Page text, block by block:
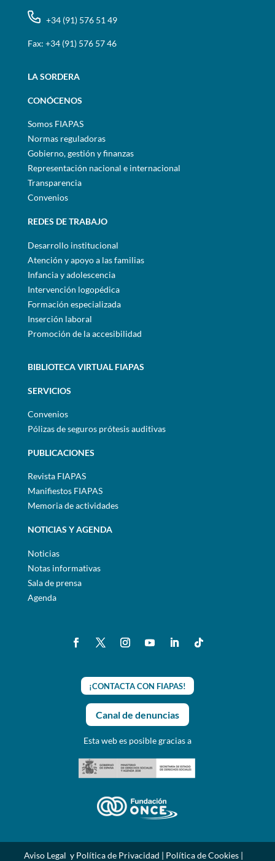
+34 (91) 576 51 49
Fax: +34 (91) 576 57 46
LA SORDERA
CONÓCENOS
Somos FIAPAS
Normas reguladoras
Gobierno, gestión y finanzas
Representación nacional e internacional
Transparencia
Convenios
REDES DE TRABAJO
Desarrollo institucional
Atención y apoyo a las familias
Infancia y adolescencia
Intervención logopédica
Formación especializada
Inserción laboral
Promoción de la accesibilidad
BIBLIOTECA VIRTUAL FIAPAS
SERVICIOS
Convenios
Pólizas de seguros prótesis auditivas
PUBLICACIONES
Revista FIAPAS
Manifiestos FIAPAS
Memoria de actividades
NOTICIAS Y AGENDA
Noticias
Notas informativas
Sala de prensa
Agenda
¡CONTACTA CON FIAPAS!
Canal de denuncias
Esta web es posible gracias a
Aviso Legal y Política de Privacidad | Política de Cookies|